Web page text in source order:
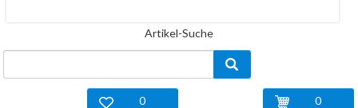
Artikel-Suche
0
0